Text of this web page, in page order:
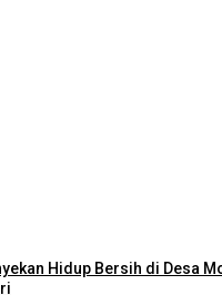
Hidup Bersih di Desa